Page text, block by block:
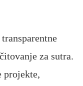
za sutra.
projekte,